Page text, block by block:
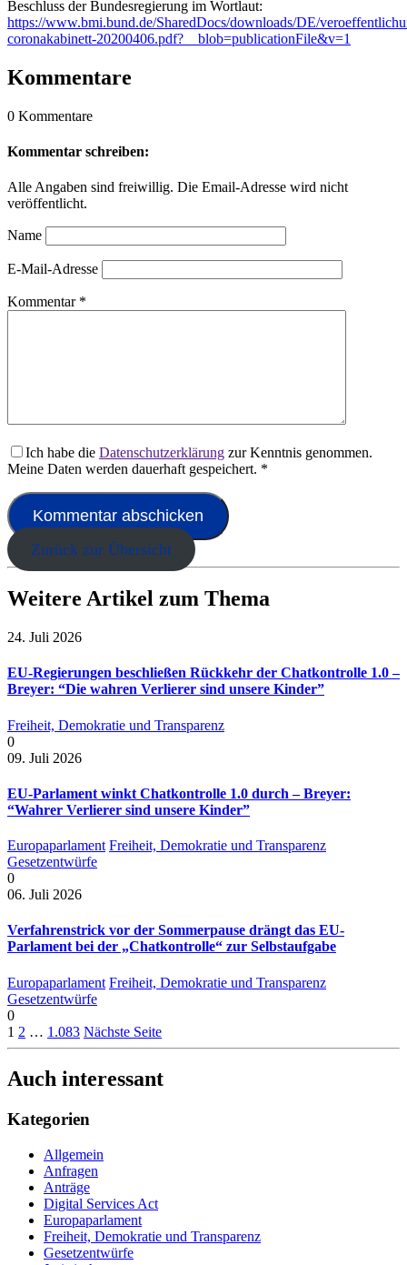
Beschluss der Bundesregierung im Wortlaut:
https://www.bmi.bund.de/SharedDocs/downloads/DE/
coronakabinett-20200406.pdf?__blob=publicationFile&v=1
Kommentare
0 Kommentare
Kommentar schreiben:
Alle Angaben sind freiwillig. Die Email-Adresse wird nicht
veröffentlicht.
Name
E-Mail-Adresse
Kommentar *
Ich habe die Datenschutzerklärung zur Kenntnis genommen.
Meine Daten werden dauerhaft gespeichert. *
Zurück zur Übersicht
Weitere Artikel zum Thema
24. Juli 2026
EU-Regierungen beschließen Rückkehr der Chatkontrolle 1.0 –
Breyer: “Die wahren Verlierer sind unsere Kinder”
Freiheit, Demokratie und Transparenz
0
09. Juli 2026
EU-Parlament winkt Chatkontrolle 1.0 durch – Breyer:
“Wahrer Verlierer sind unsere Kinder”
Europaparlament Freiheit, Demokratie und Transparenz
Gesetzentwürfe
0
06. Juli 2026
Verfahrenstrick vor der Sommerpause drängt das EU-
Parlament bei der „Chatkontrolle“ zur Selbstaufgabe
Europaparlament Freiheit, Demokratie und Transparenz
Gesetzentwürfe
0
1 2 … 1.083 Nächste Seite
Auch interessant
Kategorien
Allgemein
Anfragen
Anträge
Digital Services Act
Europaparlament
Freiheit, Demokratie und Transparenz
Gesetzentwürfe